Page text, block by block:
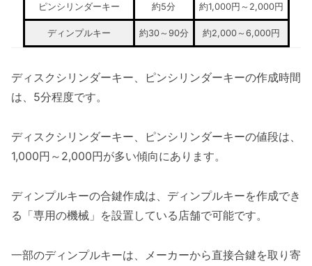
ピンシリンダーキー 約5分 約1,000円～2,000円
ディンプルキー 約30～90分 約2,000～6,000円
ディスクシリンダーキー、ピンシリンダーキーの作成時間
は、5分程度です。
ディスクシリンダーキー、ピンシリンダーキーの値段は、
1,000円～2,000円が多い傾向にあります。
ディンプルキーの合鍵作成は、ディンプルキーを作成でき
る「専用の機械」を設置している店舗で可能です。
一部のディンプルキーは、メーカーから直接合鍵を取り寄